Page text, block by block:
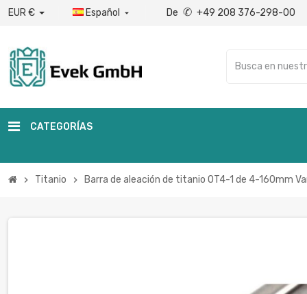
EUR € Español  De ✆ +49 208 376-298-00
CATEGORÍAS
chevron_right Titanio chevron_right Barra de aleación de titanio OT4-1 de 4-160mm